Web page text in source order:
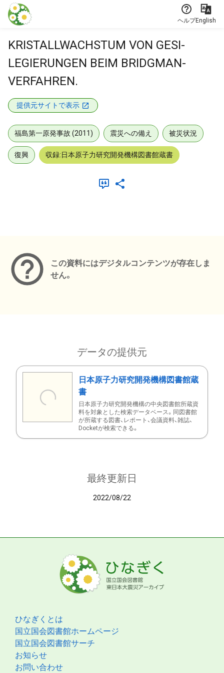
本文に飛ぶ
ヘルプEnglish
KRISTALLWACHSTUM VON GESI-
LEGIERUNGEN BEIM BRIDGMAN-
VERFAHREN.
提供元サイトで表示
福島第一原発事故 (2011) 震災への備え 被災状況
復興 収録:日本原子力研究開発機構図書館蔵書
この資料にはデジタルコンテンツが存在しま
せん。
データの提供元
日本原子力研究開発機構図書館蔵
書
日本原子力研究開発機構の中央図書館所蔵資
料を対象とした検索データベース。同図書館
が所蔵する図書、レポート、会議資料、雑誌、
Docketが検索できる。
最終更新日
2022/08/22
ひなぎくとは
国立国会図書館ホームページ
国立国会図書館サーチ
お知らせ
お問い合わせ